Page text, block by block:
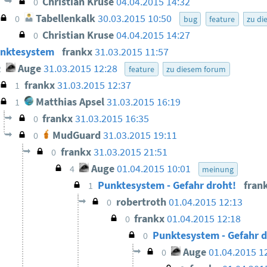
0 Tabellenkalk 30.03.2015 10:50 bug feature zu
0 Christian Kruse04.04.2015 14:27
frankx31.03.2015 11:57
Auge31.03.2015 12:28 feature zu diesem forum
1 frankx31.03.2015 12:37
1 Matthias Apsel 31.03.2015 16:19
0 frankx31.03.2015 16:35
0 MudGuard 31.03.2015 19:11
0 frankx31.03.2015 21:51
4 Auge01.04.2015 10:01 meinung
1 Punktesystem - Gefahr droht!
0 robertroth01.04.2015 12:13
0 frankx01.04.2015 12:18
0 Punktesystem - Gefahr
0 Auge01.04.2015